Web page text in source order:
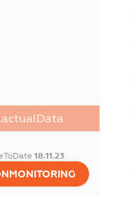
18.11.23